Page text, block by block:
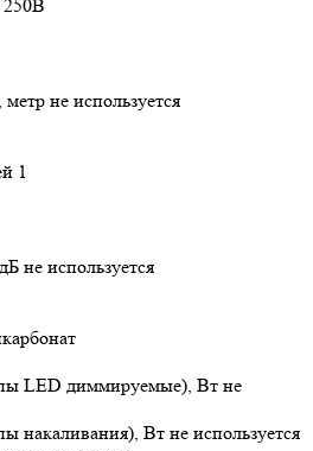
не используется
1
не используется
LED диммируемые), Вт не
накаливания), Вт не используется